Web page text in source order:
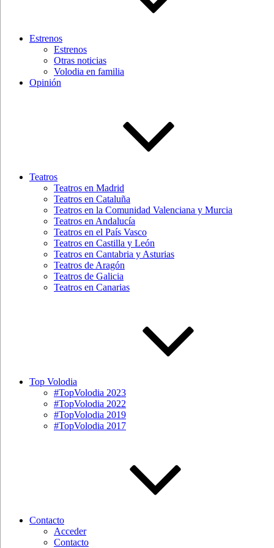
Estrenos
Estrenos
Otras noticias
Volodia en familia
Opinión
Teatros
Teatros en Madrid
Teatros en Cataluña
Teatros en la Comunidad Valenciana y Murcia
Teatros en Andalucía
Teatros en el País Vasco
Teatros en Castilla y León
Teatros en Cantabria y Asturias
Teatros de Aragón
Teatros de Galicia
Teatros en Canarias
Top Volodia
#TopVolodia 2023
#TopVolodia 2022
#TopVolodia 2019
#TopVolodia 2017
Contacto
Acceder
Contacto